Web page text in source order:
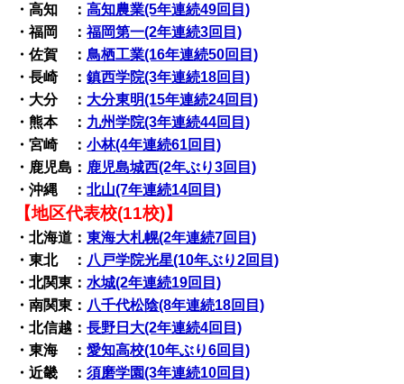
・高知 ：高知農業(5年連続49回目)
・福岡 ：福岡第一(2年連続3回目)
・佐賀 ：鳥栖工業(16年連続50回目)
・長崎 ：鎮西学院(3年連続18回目)
・大分 ： 大分東明(15年連続24回目)
・熊本 ： 九州学院(3年連続44回目)
・宮崎 ：小林(4年連続61回目)
・鹿児島： 鹿児島城西(2年ぶり3回目)
・沖縄 ：北山(7年連続14回目)
【地区代表校(11校)】
・北海道：東海大札幌(2年連続7回目)
・東北 ： 八戸学院光星(10年ぶり2回目)
・北関東： 水城(2年連続19回目)
・南関東： 八千代松陰(8年連続18回目)
・北信越：長野日大(2年連続4回目)
・東海 ：愛知高校(10年ぶり6回目)
・近畿 ：須磨学園(3年連続10回目)